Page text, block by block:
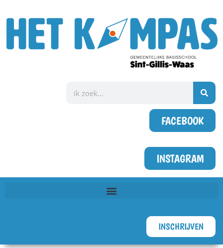
FACEBOOK
INSTAGRAM
INSCHRIJVEN